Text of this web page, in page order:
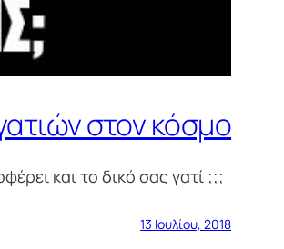
στον κόσμο
και το δικό σας γατί ;;;
13 Ιουλίου, 2018